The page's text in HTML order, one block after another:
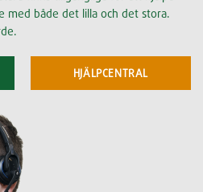
med både det lilla och det stora.
HJÄLPCENTRAL